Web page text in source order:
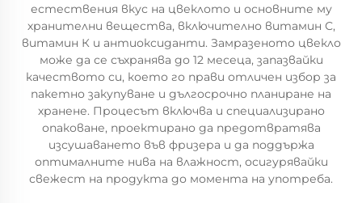
естествения вкус на цвеклото и основните му
хранителни вещества, включително витамин С,
витамин К и антиоксиданти. Замразеното цвекло
може да се съхранява до 12 месеца, запазвайки
качеството си, което го прави отличен избор за
пакетно закупуване и дългосрочно планиране на
хранене. Процесът включва и специализирано
опаковане, проектирано да предотвратява
изсушаването във фризера и да поддържа
оптималните нива на влажност, осигурявайки
свежест на продукта до момента на употреба.